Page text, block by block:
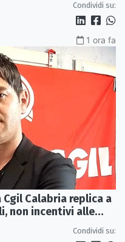
Condividi su:
1 ora fa
Calabria replica a
non incentivi alle
Condividi su: